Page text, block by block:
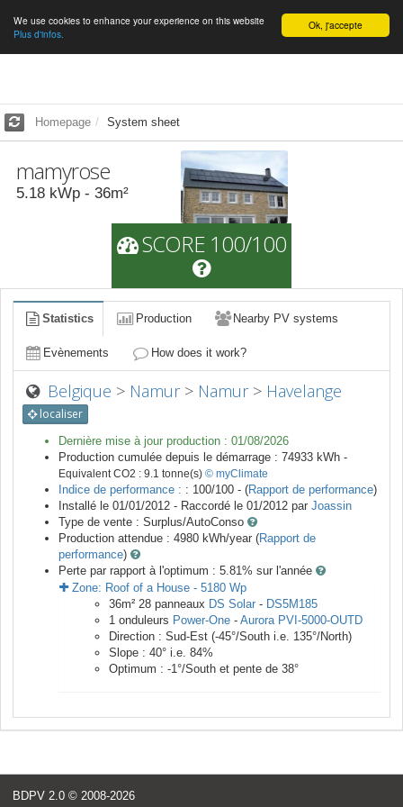
English Ok, j'accepte
We use cookies to enhance your experience on this website
Plus d'infos.
Homepage System sheet
mamyrose
5.18 kWp - 36m²
SCORE 100/100
Statistics Production Nearby PV systems
Evènements How does it work?
Belgique > Namur> Namur> Havelange
localiser
Dernière mise à jour production : 01/08/2026
Production cumulée depuis le démarrage : 74933 kWh -
Equivalent CO2 : 9.1 tonne(s) © myClimate
Indice de performance : : 100/100 - (Rapport de performance)
Installé le 01/01/2012 - Raccordé le 01/2012 par Joassin
Type de vente : Surplus/AutoConso
Production attendue : 4980 kWh/year (Rapport de
performance)
Perte par rapport à l'optimum : 5.81% sur l'année
Zone: Roof of a House - 5180 Wp
36m² 28 panneaux DS Solar - DS5M185
1 onduleurs Power-One - Aurora PVI-5000-OUTD
Direction : Sud-Est (-45°/South i.e. 135°/North)
Slope : 40° i.e. 84%
Optimum : -1°/South et pente de 38°
BDPV 2.0 © 2008-2026